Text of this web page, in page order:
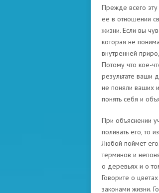
Прежде всего
ее в отношении
жизни. Если вы
которая не
внутренней
Потому что кое-
результате ваши
не поняли ваших
понять себя и
При объяснении
поливать его, то
Любой поймет
терминов и
о деревьях и о
Говорите о
законами жизни.